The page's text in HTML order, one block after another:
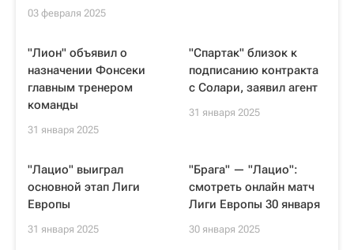
03 февраля 2025
"Лион" объявил о
назначении Фонсеки
главным тренером
команды
31 января 2025
"Спартак" близок к
подписанию контракта
с Солари, заявил агент
31 января 2025
"Лацио" выиграл
основной этап Лиги
Европы
31 января 2025
"Брага" — "Лацио":
смотреть онлайн матч
Лиги Европы 30 января
30 января 2025